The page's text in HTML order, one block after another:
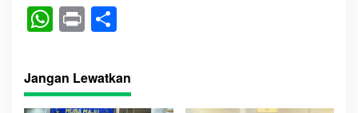
W
ts
A
Pr
t re
Jangan Lewatkan